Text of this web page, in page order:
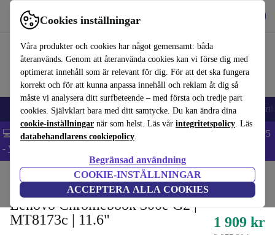
Cookies inställningar
Våra produkter och cookies har något gemensamt: båda
återanvänds. Genom att återanvända cookies kan vi förse dig med
optimerat innehåll som är relevant för dig. För att det ska fungera
korrekt och för att kunna anpassa innehåll och reklam åt dig så
måste vi analysera ditt surfbeteende – med första och tredje part
cookies. Självklart bara med ditt samtycke. Du kan ändra dina
cookie-inställningar när som helst. Läs vår integritetspolicy. Läs
databehandlarens cookiepolicy.
Begränsad användning
COOKIE-INSTÄLLNINGAR
ACCEPTERA ALLA COOKIES
Använd refurbed snabbt och enkelt
🎒 Back to school Mobiltelefoner Bärbara datorer Surfplattor
💻 Extra 5% rabatt på alla MacBooks och laptops - Code: LAPTOP5
- Villkor
Laptops Lenovo Bärbara datorer
Lenovo Chromebook 300e G2 |
MT8173c | 11.6"
1 909 kr